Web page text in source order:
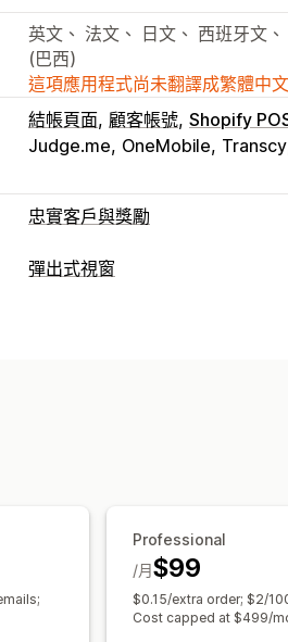
英文、 法文、 日文、 西班牙文
(巴西)
這項應用程式尚未翻譯成繁體中文
結帳頁面 顧客帳號 Shopify
Judge.me OneMobile Transcy
忠實客戶與獎勵
計畫類型
彈出式視窗
Professional
$99
/月
$0.15/extra order; $2/
Cost capped at $499/